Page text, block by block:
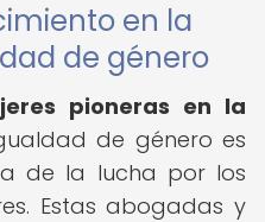
en la
de género
pioneras en la
de género es
de la lucha por los
Estas abogadas y